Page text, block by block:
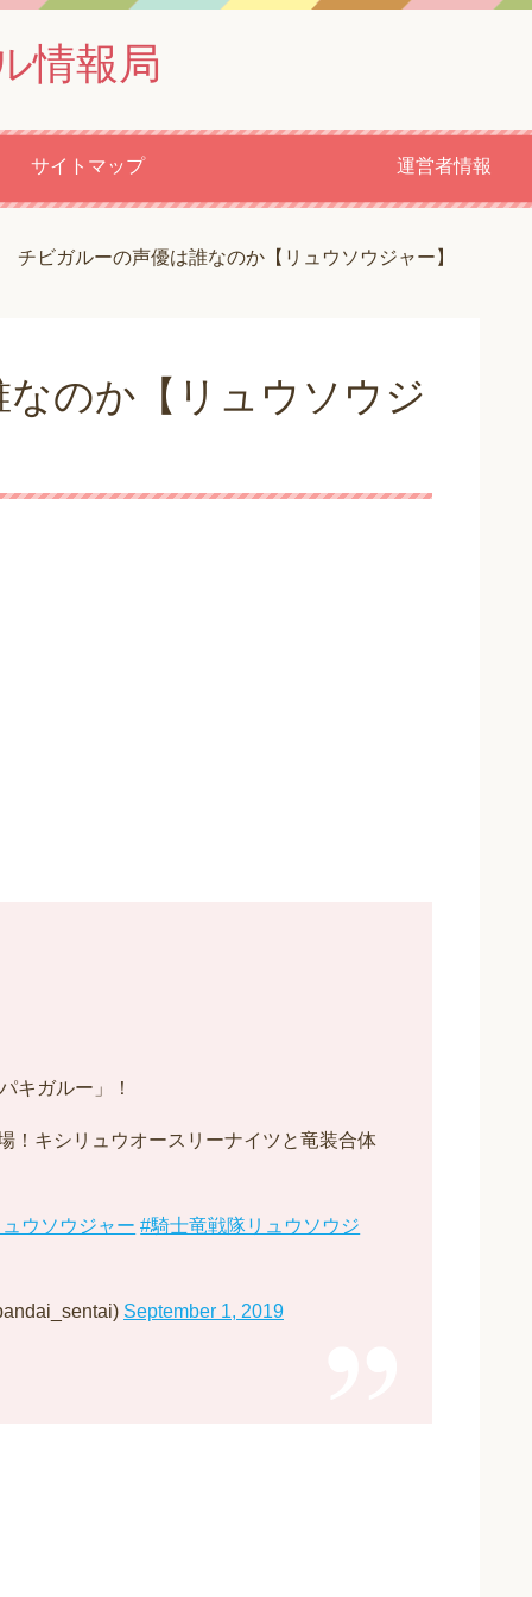
情報局
サイトマップ 運営者情報
チビガルーの声優は誰なのか【リュウソウジャー】
のか【リュウソウジ
キガルー」！
！キシリュウオースリーナイツと竜装合体
ウソウジャー #騎士竜戦隊リュウソウジ
September 1, 2019